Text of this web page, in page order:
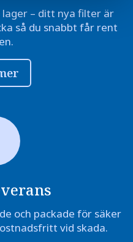
– ditt nya filter är
så du snabbt får rent
och packade för säker
vid skada.